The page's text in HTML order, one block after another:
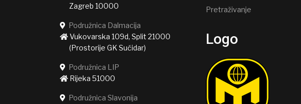
Zagreb 10000
Podružnica Dalmacija
Vukovarska 109d, Split 21000
(Prostorije GK Sućidar)
Podružnica LIP
Rijeka 51000
Podružnica Slavonija
Pretraživanje
Logo